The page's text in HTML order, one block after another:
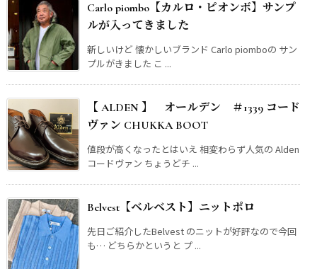
Carlo piombo【カルロ・ピオンボ】サンプ
ルが入ってきました
新しいけど 懐かしいブランド Carlo piomboの サン
プルがきました こ ...
【 ALDEN 】 オールデン ＃1339 コード
ヴァン CHUKKA BOOT
値段が高くなったとはいえ 相変わらず人気の Alden
コードヴァン ちょうどチ ...
Belvest【ベルベスト】ニットポロ
先日ご紹介したBelvest のニットが好評なので今回
も… どちらかというと プ ...